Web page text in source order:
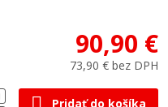
90,90 €
73,90 € bez DPH
Pridať do košíka